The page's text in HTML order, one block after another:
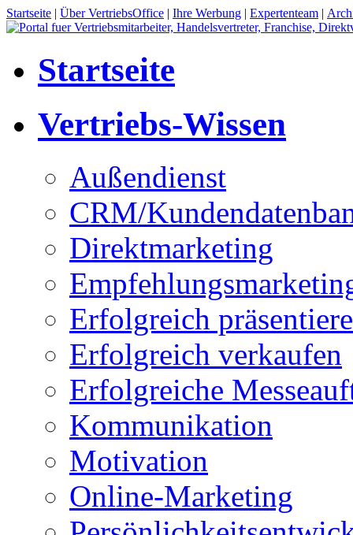
Startseite | Über VertriebsOffice | Ihre Werbung | Expertenteam |
Startseite
Vertriebs-Wissen
Außendienst
CRM/
Direktmarketing
Erfolgreich
Erfolgreich verkaufen
Erfolgreiche
Kommunikation
Motivation
Online-Marketing